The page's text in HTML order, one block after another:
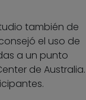
también de
el uso de
a un punto
de Australia.